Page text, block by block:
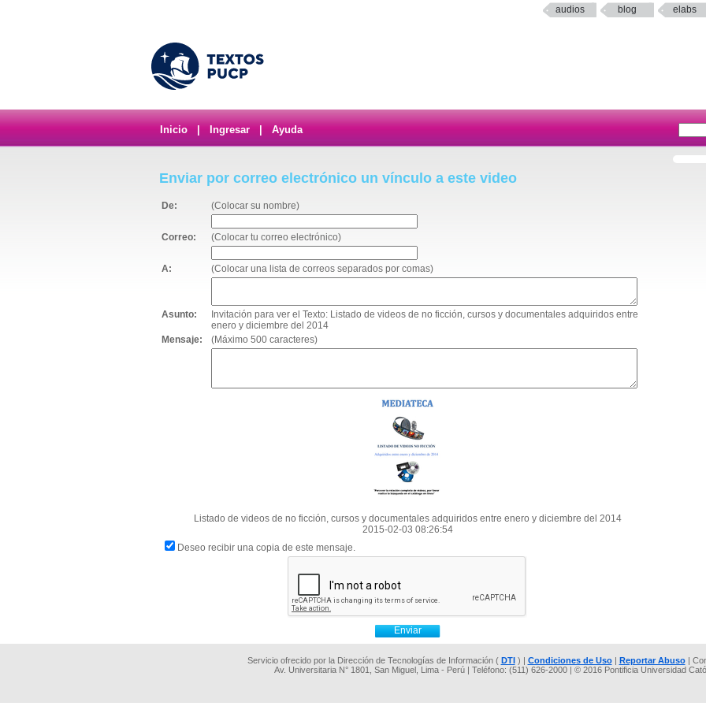
audios blog elabs
Inicio Ingresar Ayuda
Enviar por correo electrónico un vínculo a este video
De: (Colocar su nombre)
Correo: (Colocar tu correo electrónico)
A: (Colocar una lista de correos separados por comas)
Asunto:
Invitación para ver el Texto: Listado de videos de no ficción, cursos y documentales adquiridos entre
enero y diciembre del 2014
Mensaje:
(Máximo 500 caracteres)
Listado de videos de no ficción, cursos y documentales adquiridos entre enero y diciembre del 2014
2015-02-03 08:26:54
Deseo recibir una copia de este mensaje.
Servicio ofrecido por la Dirección de Tecnologías de Información ( DTI) | Condiciones de Uso| Reportar Abuso|
Av. Universitaria N° 1801, San Miguel, Lima - Perú | Teléfono: (511) 626-2000 | © 2016 Pontificia Universidad